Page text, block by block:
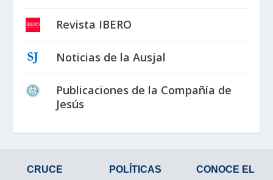
Revista IBERO
Noticias de la Ausjal
Publicaciones de la Compañía de
Jesús
CRUCE POLÍTICAS
CONOCE EL